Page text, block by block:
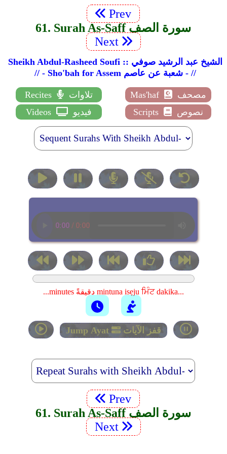
Prev
61. Surah As-Saff سورة الصف
Next
Sheikh Abdul-Rasheed Soufi :: الشيخ عبد الرشيد صوفي
// - Sho'bah for Assem شعبة عن عاصم - //
Recites تلاوات Mas'haf
مصحف
Videos
فيديو Scripts نصوص
...minutes دقيقةً mintuna isẹju ਮਿੰਟ dakika...
Jump Ayat قفز الآيات
Prev
61. Surah As-Saff سورة الصف
Next